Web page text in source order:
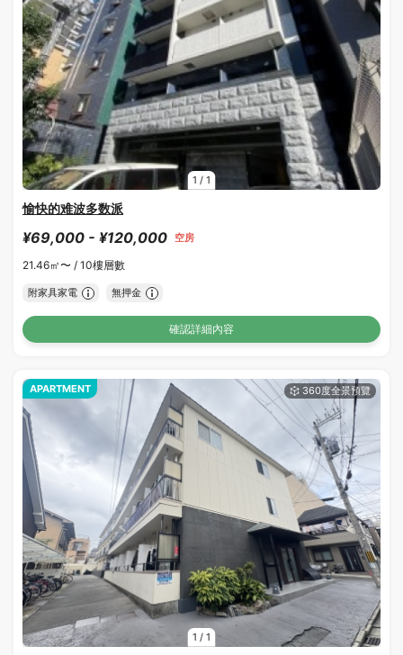
1 / 1
愉快的难波多数派
¥69,000 - ¥120,000 空房
21.46㎡〜 / 10樓層數
附家具家電 無押金
確認詳細內容
1 / 1
APARTMENT